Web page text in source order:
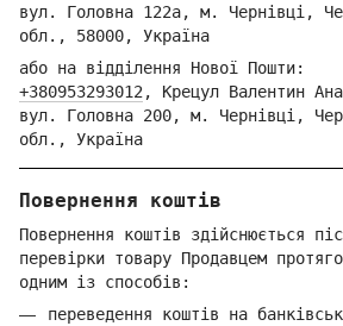
вул. Головна 122а, м. Чернівці, Ч
обл., 58000, Україна
або на відділення Нової Пошти:
+380953293012, Крецул Валентин
вул. Головна 200, м. Чернівці, Ч
обл., Україна
Повернення коштів
Повернення коштів здійснюється
перевірки товару Продавцем
одним із способів:
переведення коштів на